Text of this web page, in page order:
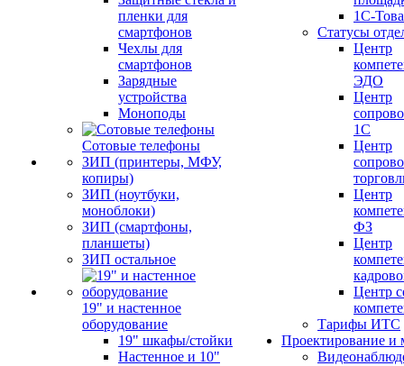
пленки для
смартфонов
Чехлы для
смартфонов
Зарядные
устройства
Моноподы
Сотовые телефоны
ЗИП (принтеры, МФУ,
копиры)
ЗИП (ноутбуки,
моноблоки)
ЗИП (смартфоны,
планшеты)
ЗИП остальное
19" и настенное
оборудование
19" шкафы/стойки
Настенное и 10"
1С-
Статусы
Центр
ЭДО
Центр
1С
Центр
Центр
ФЗ
Центр
Центр
Тарифы ИТС
Проектирование и